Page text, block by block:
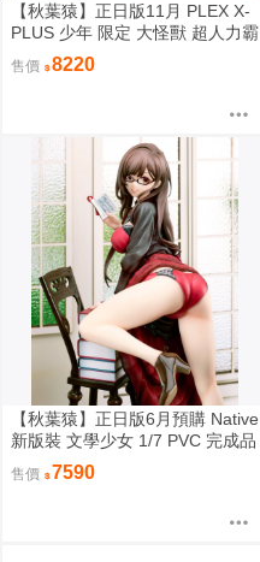
【秋葉猿】正日版11月 PLEX X-
PLUS 少年 限定 大怪獸 超人力霸
王 迪卡 迪迦 超古代鳥 美爾巴 少
限
售價 8220
【秋葉猿】正日版6月預購 Native
新版裝 文學少女 1/7 PVC 完成品
售價 7590